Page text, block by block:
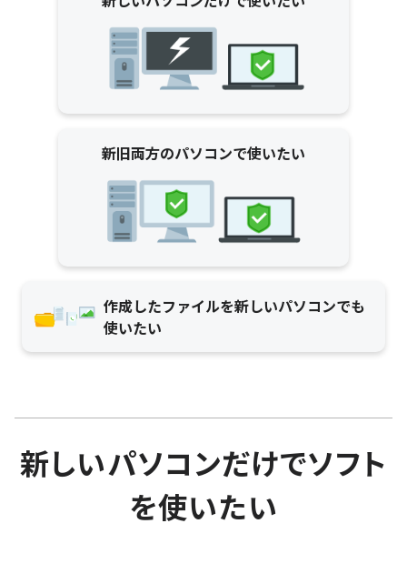
新旧両方のパソコンで使いたい
作成したファイルを新しいパソコンでも
使いたい
新しいパソコンだけでソフト
を使いたい